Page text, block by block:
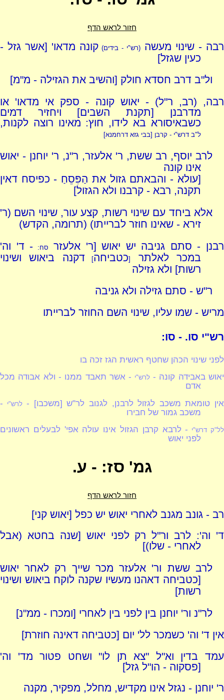
חזור לראש הדף
רבה - שינוי מעשה (רש"י - בידים) קונה מדאו' [אשר גזל -
כעין שגזל]
ול"ב דרב חסדא חולק [והשיב את הגזילה - מ"מ]
רבה, (רב, ר"ל) - יאוש קונה - ספק אי מדאו' או
מדרבנן [תקנת השבים] ויחזיר דמים
כשבאיסורא בא לידו, חוץ: מאינו רוצה לקנות,
ל"ב דרש"י - קרבן [בבי גזא דרחמנא]
לרב יוסף, רב ששת, ר' אלעזר, ר"נ, ר' יוחנן - יאוש
אינו קונה
[עולא - והבאתם גזול את הַפִּסֵחַ - כפיסח דאין
תקנה, רבא - קרבנו ולא הגזול]
אלא ביחד עם שינוי רשות, קצע עור, שינוי השם (ר'
זירא - שאינו חוזר לברייתו) (תרומה, הקדש)
רבנן - סתם גניבה יש יאוש [ר' אלעזר
סח: - ד' וה'
במכר לאלתר
[כטביחה] דקנה ביאוש ושינוי
רשות] ולא גזילה
ר"ש - סתם גזילה ולא גניבה
מריש - שמו עליו, שינוי השם החוזר לברייתו
רש"י סו. - סו:
לפני שינוי הכהן שחטף ראשית הגז זכה בו
יאוש באבידה קונה -לרש"י - אשר תאבד ממנו - ולא אבודה מכל
אדם
אין טומאת משכב לגזול לרבנן, לגנוב לר"ש [משכבו] -לרש"י -
משכב גמור של חבירו
לל"ק דרש"י - לרבא קרבן הגזול אינו עולה אפי' לבעלים ראשונים
לפני יאוש
גמ' סז: - ע.
חזור לראש הדף
רב - גונב מגנב לאחרי יאוש יש כפל [יאוש קני]
ד' וה': לרב ור"ל רק לפני יאוש [שנה בחטא (אבל
לאחרי - שלו)]
לרב ששת ור' אלעזר מכר שייך רק לאחר יאוש
[כטביחה דאהנו מעשיו שקנה לוקח ביאוש ושינוי
רשות]
לר"נ ור' יוחנן בין לפני בין לאחרי [ומכרו - ממ"נ]
אין ד' וה' כשמכר לל' יום [כטביחה דאינה חוזרת]
עמד בדין וא"ל "צא תן לו" ושחט פטור מד' וה'
[פסקוה - הו"ל גזל]
ר' יוחנן - נגזל אינו מקדיש, מחלל, מפקיר, מקנה